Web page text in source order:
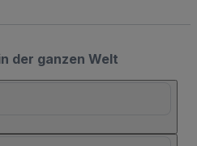
der ganzen Welt